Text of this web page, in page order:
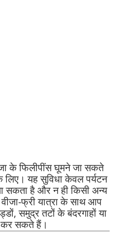
के फिलीपींस घूमने जा सकते
यह सुविधा केवल पर्यटन
सकता है और न ही किसी अन्य
फ्री यात्रा के साथ आप
समुद्र तटों के बंदरगाहों या
कर सकते हैं।